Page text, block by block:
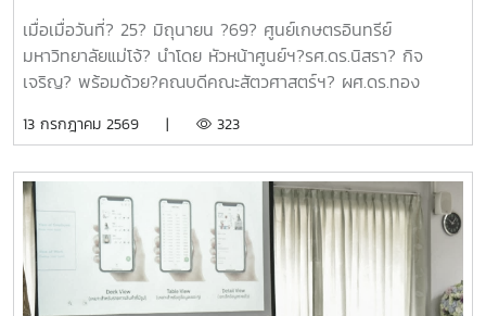
ดังนี้1.โครงการ "กลยุทธ์การตลาดการท่องเที่ยวคาร์บอนสุทธิเป็น
ศูนย์สำหรับนักท่องเที่ยวเชิงอาสาสมัครในพื้นที่ภาคเหนือตอนบน"
โดย ดร.กาญจนา สมมิตร หัวหน้าโครงการ2.โครงการ "การ
ผู้ช่วยศาสตราจารย์ ดร.สุพัตรา วงศ์แสนใหม่ หัวหน้า
คลินิกของผลิตภัณฑ์มูลค่าเพิ่มจากส่วนเหลือใช้การแปรรูปปลา
ลูกผสมบึกสยามแม่โจ้" โดย รองศาสตราจารย์ ดร.ดวงพร อมร
เลิศพิศาล หัวหน้าโครงการ4.โครงการ "การขยายสเกลการผลิต
สารเสริมโปรตีนปลาไฮโดรไลเสตสำหรับเป็นสารเสริมกระตุ้นการ
กินในสัตว์เลี้ยง ระดับกึ่งอุตสาหกรรม" โดย รองศาสตราจารย์
เมื่อเมื่อวันที่? 25? มิถุนายน ?69? ศูนย์เกษตรอินทรีย์
มหาวิทยาลัยแม่โจ้? นำโดย หัวหน้าศูนย์ฯ?รศ.ดร.นิสรา? กิจ
เจริญ? พร้อมด้วย?คณบดีคณะสัตวศาสตร์ฯ? ผศ.ดร.ทอง
รศ.ดร.อภินันท์? สุวรรณรักษ์? และคณาจารย์/?เจ้าหน้าที่จาก
PGS?.... ซึ่งได้ลงมติให้จัดตั้งกลุ่มในนาม? #กลุ่มอินทนินแม่
โจ้PGS? โดยมีศูนย์เกษตรอินทรีย์ฯเป็นพี่เลี้ยงกลุ่ม? และในที่
ประชุมมีมติเป็นเอกฉันท์ให้ผศ.ดร.ทองเลียน? บัวจูม? เป็น
ประธานกลุ่ม?ฯ? และน.ส.สุนันทา? ศรีรัตนา? เป็นผู้ประสานงาน?
กลุ่มฯ
13 กรกฎาคม 2569 | 323